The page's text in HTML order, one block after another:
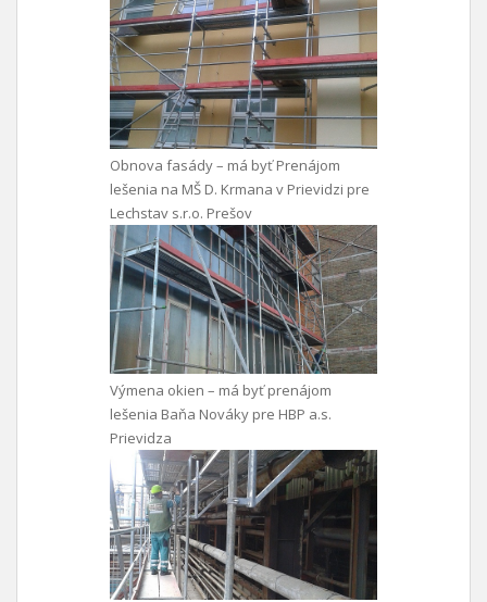
Obnova fasády – má byť Prenájom
lešenia na MŠ D. Krmana v Prievidzi pre
Lechstav s.r.o. Prešov
Výmena okien – má byť prenájom
lešenia Baňa Nováky pre HBP a.s.
Prievidza